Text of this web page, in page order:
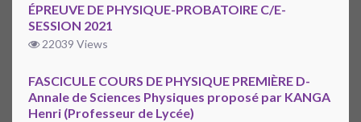
ÉPREUVE DE PHYSIQUE-PROBATOIRE C/E-
SESSION 2021
22039 Views
FASCICULE COURS DE PHYSIQUE PREMIÈRE D-
Annale de Sciences Physiques proposé par KANGA
Henri (Professeur de Lycée)